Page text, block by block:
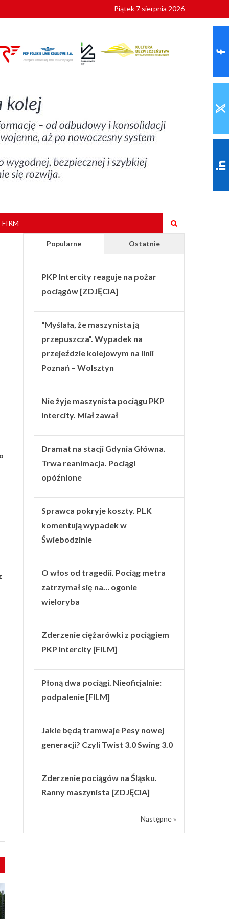
Piątek 7 sierpnia 2026
Popularne Ostatnie
PKP Intercity reaguje na pożar
pociągów [ZDJĘCIA]
“Myślała, że maszynista ją
przepuszcza”. Wypadek na
przejeździe kolejowym na linii
Poznań – Wolsztyn
Nie żyje maszynista pociągu PKP
Intercity. Miał zawał
Dramat na stacji Gdynia Główna.
Trwa reanimacja. Pociągi
opóźnione
Sprawca pokryje koszty. PLK
komentują wypadek w
Świebodzinie
O włos od tragedii. Pociąg metra
zatrzymał się na… ogonie
wieloryba
Zderzenie ciężarówki z pociągiem
PKP Intercity [FILM]
Płoną dwa pociągi. Nieoficjalnie:
podpalenie [FILM]
Jakie będą tramwaje Pesy nowej
generacji? Czyli Twist 3.0 Swing 3.0
Zderzenie pociągów na Śląsku.
Ranny maszynista [ZDJĘCIA]
Następne »